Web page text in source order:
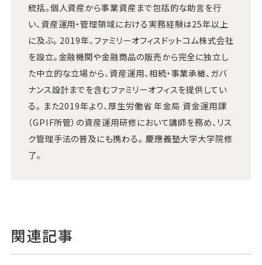
統括。個人資産から事業資産まで包括的な助言を行
い、資産運用・管理領域における実務経験は25年以上
に及ぶ。 2019年、ファミリーオフィスドットコム株式会社
を設立。金融機関や金融商品の販売から完全に独立し
た中立的な立場から、資産運用、相続・事業承継、ガバ
ナンス設計までを含むファミリーオフィスを提供してい
る。 また2019年より、厚生労働省 年金局 資金運用課
（GPIF所管）の資産運用研修において講師を務め、リス
ク管理手法の普及にも携わる。 慶應義塾大学大学院修
了。
関連記事